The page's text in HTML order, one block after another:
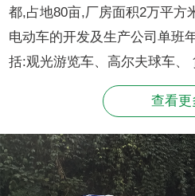
都,占地80亩,厂房面积2万平方
电动车的开发及生产公司单班
括:观光游览车、高尔夫球车、 货车、工程车、警车、消
防车、环卫车灯。连续多年国
查看更